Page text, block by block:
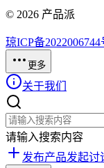
© 2026 产品派
琼ICP备2022006744
更多
关于我们
请输入搜索内容
发布产品发起讨